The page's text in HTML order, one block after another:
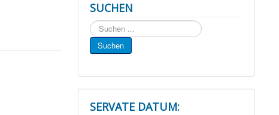
SUCHEN
Suchen
...
Suchen
SERVATE DATUM: